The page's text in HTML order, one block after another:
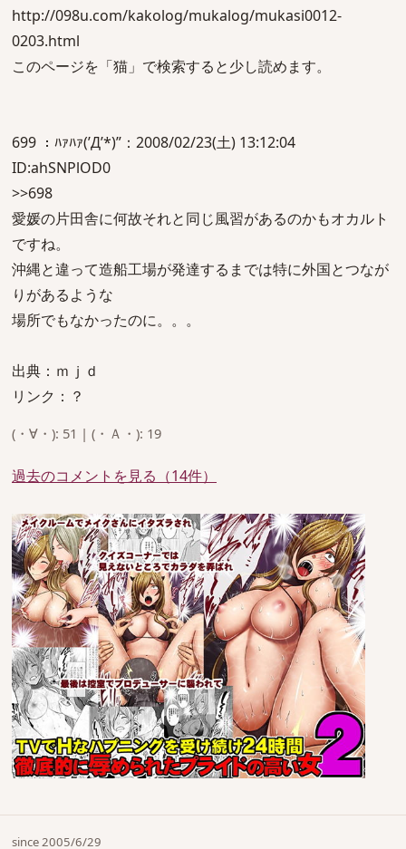
http://098u.com/kakolog/mukalog/mukasi0012-
0203.html
このページを「猫」で検索すると少し読めます。
699 ：ﾊｧﾊｧ(’Д’*)”：2008/02/23(土) 13:12:04
ID:ahSNPlOD0
>>698
愛媛の片田舎に何故それと同じ風習があるのかもオカルト
ですね。
沖縄と違って造船工場が発達するまでは特に外国とつなが
りがあるような
場所でもなかったのに。。。
出典：ｍｊｄ
リンク：？
(・∀・): 51 | (・Ａ・): 19
過去のコメントを見る（14件）
since 2005/6/29